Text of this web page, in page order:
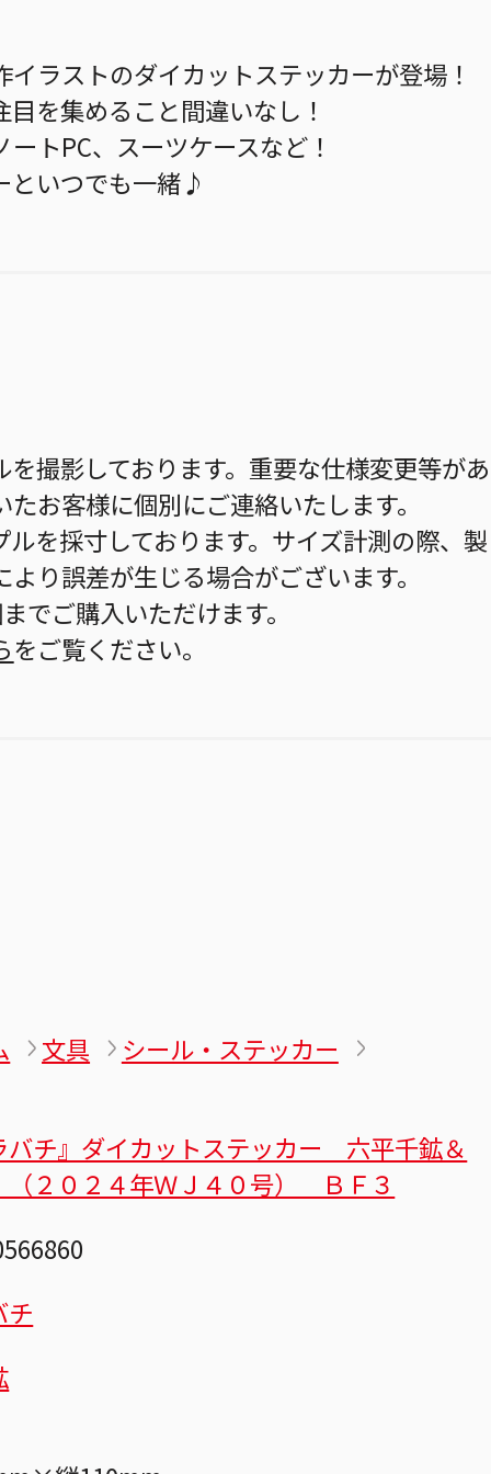
ラストのダイカットステッカーが登場！
を集めること間違いなし！
トPC、スーツケースなど！
といつでも一緒♪
撮影しております。重要な仕様変更等があ
お客様に個別にご連絡いたします。
を採寸しております。サイズ計測の際、製
り誤差が生じる場合がございます。
でご購入いただけます。
をご覧ください。
文具 シール・ステッカー
バチ』ダイカットステッカー 六平千鉱＆
２０２４年ＷＪ４０号） ＢＦ３
チ